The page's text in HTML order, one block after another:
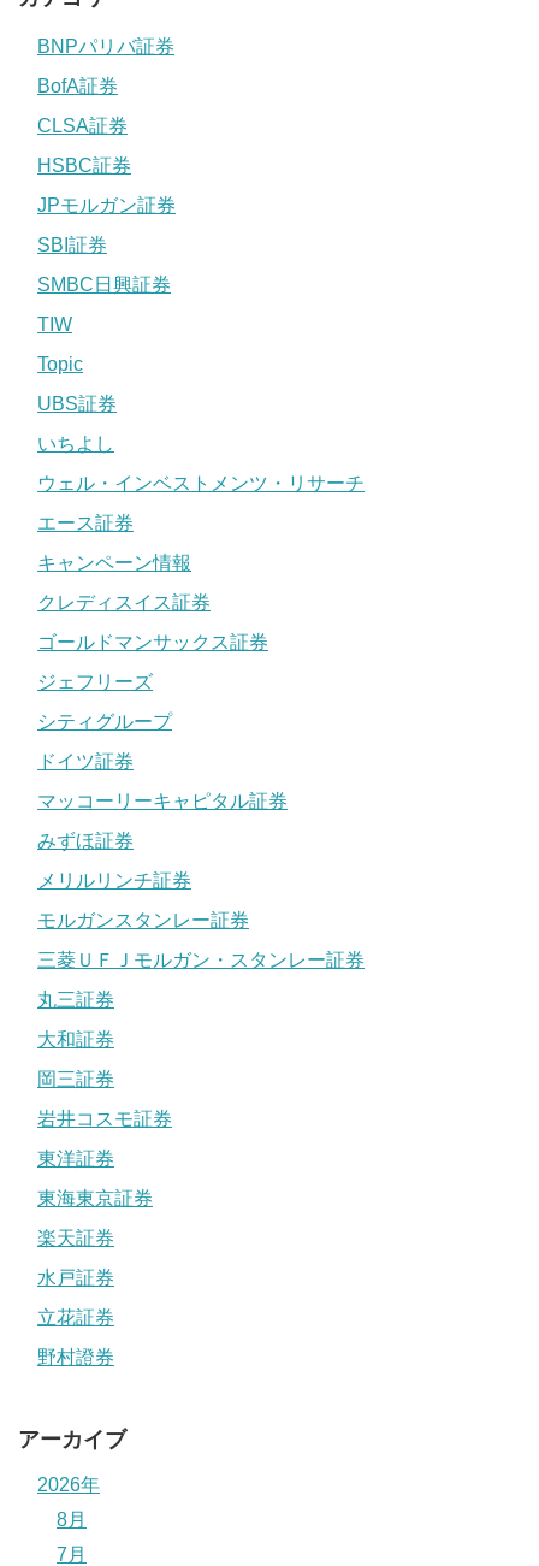
BNPパリバ証券
BofA証券
CLSA証券
HSBC証券
JPモルガン証券
SBI証券
SMBC日興証券
TIW
Topic
UBS証券
いちよし
ウェル・インベストメンツ・リサーチ
エース証券
キャンペーン情報
クレディスイス証券
ゴールドマンサックス証券
ジェフリーズ
シティグループ
ドイツ証券
マッコーリーキャピタル証券
みずほ証券
メリルリンチ証券
モルガンスタンレー証券
三菱ＵＦＪモルガン・スタンレー証券
丸三証券
大和証券
岡三証券
岩井コスモ証券
東洋証券
東海東京証券
楽天証券
水戸証券
立花証券
野村證券
アーカイブ
2026年
8月
7月